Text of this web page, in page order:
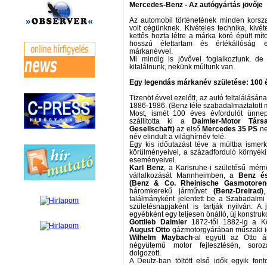
Mercedes-Benz - Az autógyártás jövője
Az automobil történetének minden
volt cégünknek. Kivételes technika,
kettős hozta létre a márka köré épült
hosszú élettartam és
márkanévvel.
Mi mindig is jövővel foglalkoztunk,
kitalálnunk, nekünk múltunk van.
Egy legendás márkanév születése: 100
Tizenöt évvel ezelőtt, az autó
1886-1986. (Benz féle szabadalmaztatott
Most, ismét 100 éves évfordulót
szállitotta ki a
Daimler-Motor
Gesellschaft) az első Mercedes 35 PS
név elindult a világhírnév felé.
Egy kis időutazást téve a múltba
körülményeivel, a századforduló
eseményeivel.
Karl Benz, a Karlsruhe-i születésű
vállalkozását Mannheimben, a
Benz
(Benz & Co. Rheinische
háromkerekű járművet (Benz-Dreirad),
találmányként jelentett be a
születésnapjaként is tartják nyilván.
egyébként egy teljesen önálló, új
Gottlieb Daimler1872-től 1882-ig a
August Otto gázmotorgyárában műszaki
Wilhelm Maybach-al együtt az Otto
négyütemű motor fejlesztésén,
dolgozott.
A Deutz-ban töltött első idők egyik